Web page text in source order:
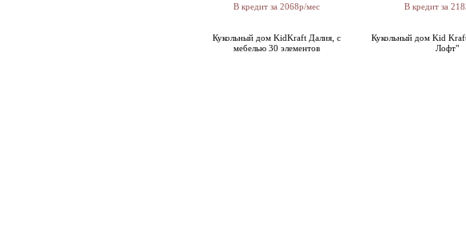
В кредит за 2068р/мес В кредит за
Кукольный дом KidKraft Далия, с
мебелью 30 элементов
Кукольный дом Kid
Лофт"